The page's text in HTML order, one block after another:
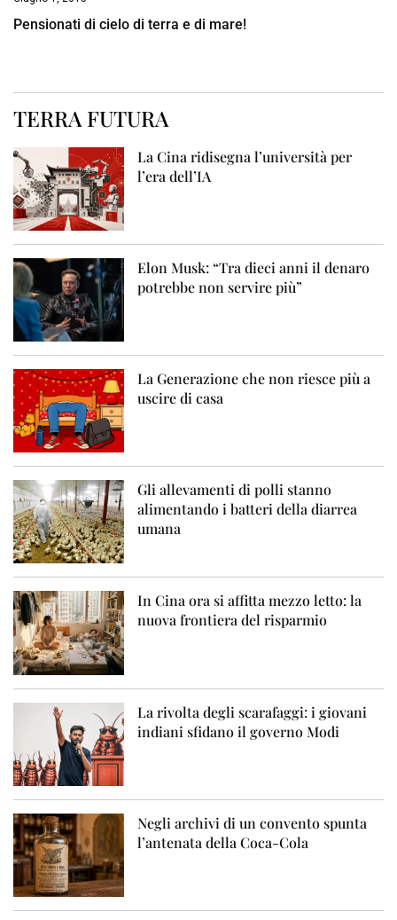
Pensionati di cielo di terra e di mare!
TERRA FUTURA
La Cina ridisegna l’università per
l’era dell’IA
Elon Musk: “Tra dieci anni il denaro
potrebbe non servire più”
La Generazione che non riesce più a
uscire di casa
Gli allevamenti di polli stanno
alimentando i batteri della diarrea
umana
In Cina ora si affitta mezzo letto: la
nuova frontiera del risparmio
La rivolta degli scarafaggi: i giovani
indiani sfidano il governo Modi
Negli archivi di un convento spunta
l’antenata della Coca-Cola